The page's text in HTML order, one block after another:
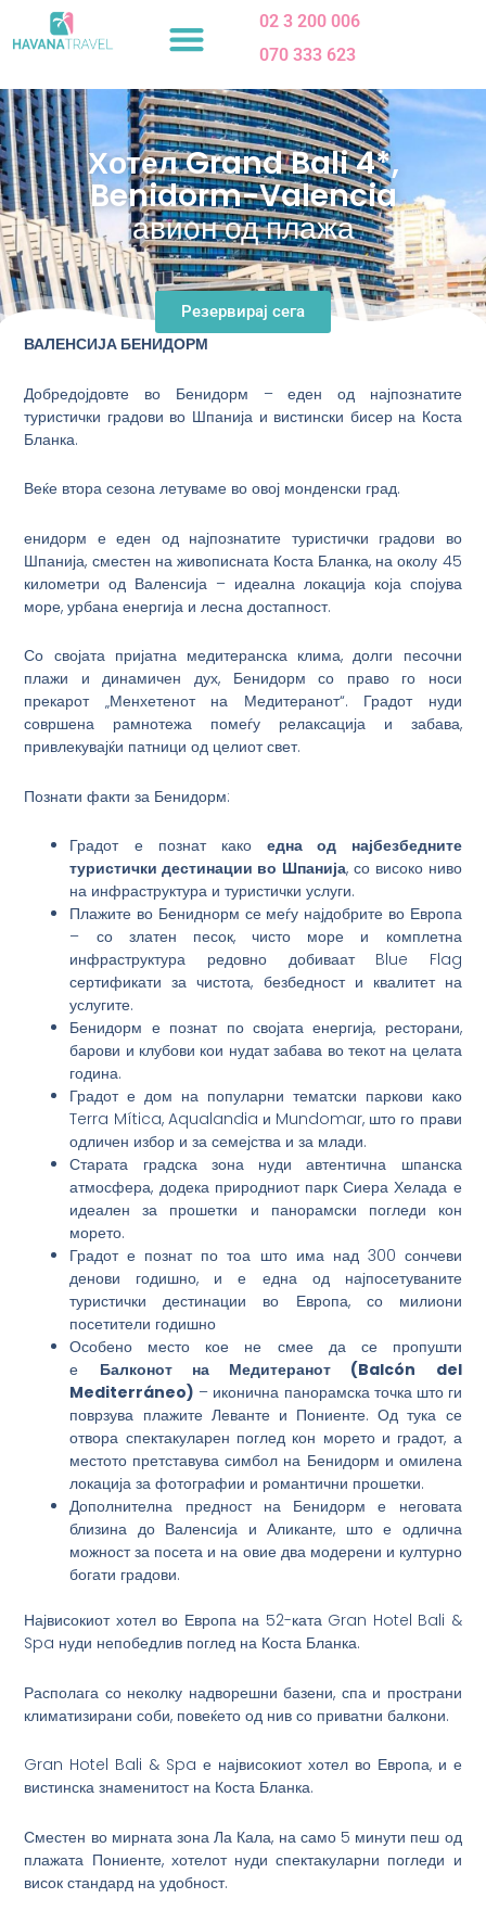
to
02 3 200 006
070 333 623
Хотел Grand Bali 4*,
Benidorm-Valencia
авион од плажа
Резервирај сега
ВАЛЕНСИЈА БЕНИДОРМ
Добредојдовте во Бенидорм – еден од најпознатите
туристички градови во Шпанија и вистински бисер на Коста
Бланка.
Веќе втора сезона летуваме во овој монденски град.
енидорм е еден од најпознатите туристички градови во
Шпанија, сместен на живописната Коста Бланка, на околу 45
километри од Валенсија – идеална локација која спојува
море, урбана енергија и лесна достапност.
Со својата пријатна медитеранска клима, долги песочни
плажи и динамичен дух, Бенидорм со право го носи
прекарот „Менхетенот на Медитеранот“. Градот нуди
совршена рамнотежа помеѓу релаксација и забава,
привлекувајќи патници од целиот свет.
Познати факти за Бенидорм:
Градот е познат какоедна од најбезбедните
туристички дестинации во Шпанија, со високо ниво
на инфраструктура и туристички услуги.
Плажите во Бениднорм се меѓу најдобрите во Европа
– со златен песок, чисто море и комплетна
инфраструктура редовно добиваат Blue Flag
сертификати за чистота, безбедност и квалитет на
услугите.
Бенидорм е познат по својата енергија, ресторани,
барови и клубови кои нудат забава во текот на целата
година.
Градот е дом на популарни тематски паркови како
Terra Mítica, Aqualandia и Mundomar, што го прави
одличен избор и за семејства и за млади.
Старата градска зона нуди автентична шпанска
атмосфера, додека природниот парк Сиера Хелада е
идеален за прошетки и панорамски погледи кон
морето.
Градот е познат по тоа што има над 300 сончеви
денови годишно, и е една од најпосетуваните
туристички дестинации во Европа, со милиони
посетители годишно
Особено место кое не смее да се пропушти
е Балконот на Медитеранот (Balcón del
Mediterráneo) – иконична панорамска точка што ги
поврзува плажите Леванте и Пониенте. Од тука се
отвора спектакуларен поглед кон морето и градот, а
местото претставува симбол на Бенидорм и омилена
локација за фотографии и романтични прошетки.
Дополнителна предност на Бенидорм е неговата
близина до Валенсија и Аликанте, што е одлична
можност за посета и на овие два модерени и културно
богати градови.
Највисокиот хотел во Европа на 52-ката Gran Hotel Bali &
Spa нуди непобедлив поглед на Коста Бланка.
Располага со неколку надворешни базени, спа и пространи
климатизирани соби, повеќето од нив со приватни балкони.
Gran Hotel Bali & Spa е највисокиот хотел во Европа, и е
вистинска знаменитост на Коста Бланка.
Сместен во мирната зона Ла Кала, на само 5 минути пеш од
плажата Пониенте, хотелот нуди спектакуларни погледи и
висок стандард на удобност.